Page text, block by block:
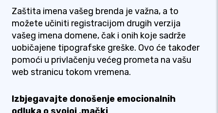
Zaštita imena vašeg brenda je važna, a to
možete učiniti registracijom drugih verzija
vašeg imena domene, čak i onih koje sadrže
uobičajene tipografske greške. Ovo će također
pomoći u privlačenju većeg prometa na vašu
web stranicu tokom vremena.
Izbjegavajte donošenje emocionalnih